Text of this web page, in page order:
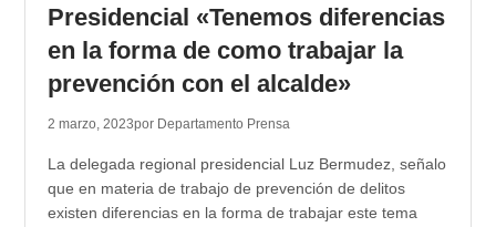
Presidencial «Tenemos diferencias
en la forma de como trabajar la
prevención con el alcalde»
2 marzo, 2023por Departamento Prensa
La delegada regional presidencial Luz Bermudez, señalo
que en materia de trabajo de prevención de delitos
existen diferencias en la forma de trabajar este tema